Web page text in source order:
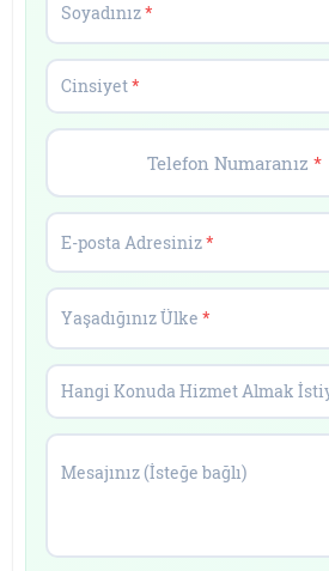
Soyadınız*
Cinsiyet*
Telefon Numaranız *
E-posta Adresiniz*
Yaşadığınız Ülke*
Hangi Konuda Hizmet Almak
Mesajınız (İsteğe bağlı)